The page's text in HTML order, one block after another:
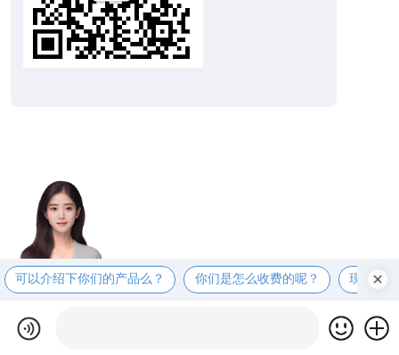
可以介绍下你们的产品么？ 你们是怎么收费的呢？ 现在有